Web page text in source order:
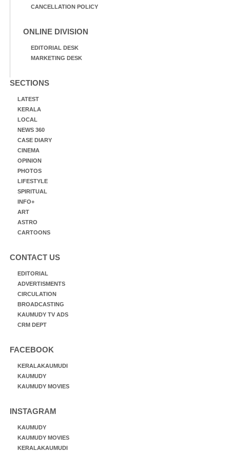
CANCELLATION POLICY
ONLINE DIVISION
EDITORIAL DESK
MARKETING DESK
SECTIONS
LATEST
KERALA
LOCAL
NEWS 360
CASE DIARY
CINEMA
OPINION
PHOTOS
LIFESTYLE
SPIRITUAL
INFO+
ART
ASTRO
CARTOONS
CONTACT US
EDITORIAL
ADVERTISMENTS
CIRCULATION
BROADCASTING
KAUMUDY TV ADS
CRM DEPT
FACEBOOK
KERALAKAUMUDI
KAUMUDY
KAUMUDY MOVIES
INSTAGRAM
KAUMUDY
KAUMUDY MOVIES
KERALAKAUMUDI